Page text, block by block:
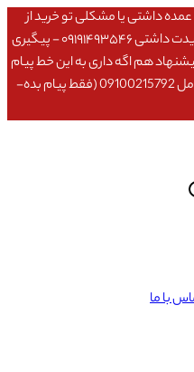
داشتی یا مشکلی تو خرید از
سایت ۰۹۱۰۹۸۰۸۵۶۵- مشکلی بعد از خریدت داشتی ۰۹۱۹۱۴۹۳۵۴۶ - پیگیری
- انتقاد یا پیشنهاد هم اگه داری به این خط پیام
بده مستقیم میره تو صندوق پیام مدیرعامل 09100215792 (فقط پیام بده-
با ما